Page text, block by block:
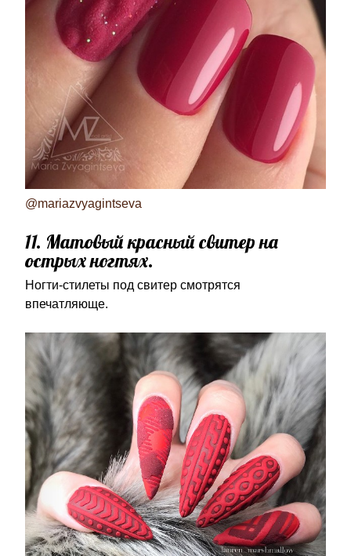
@mariazvyagintseva
11. Матовый красный свитер на
острых ногтях.
Ногти-стилеты под свитер смотрятся
впечатляюще.